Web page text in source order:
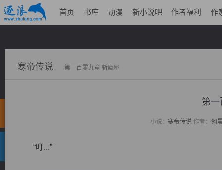
首页 书库 动漫 新小说吧 作者福利 作
寒帝传说 第一百零九章 斩魔犀
第一
小说： 寒帝传说作者： 翎
“叮...”